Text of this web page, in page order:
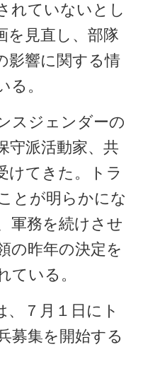
れていないとし
を見直し、部隊
影響に関する情
る。
スジェンダーの
守派活動家、共
けてきた。トラ
とが明らかにな
軍務を続けさせ
の昨年の決定を
ている。
７月１日にト
募集を開始する